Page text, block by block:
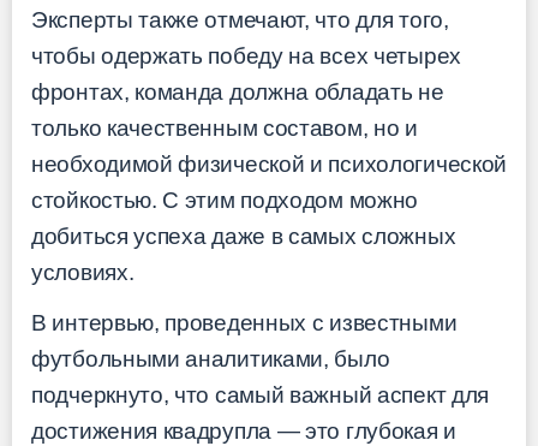
Эксперты также отмечают, что для того,
чтобы одержать победу на всех четырех
фронтах, команда должна обладать не
только качественным составом, но и
необходимой физической и психологической
стойкостью. С этим подходом можно
добиться успеха даже в самых сложных
условиях.
В интервью, проведенных с известными
футбольными аналитиками, было
подчеркнуто, что самый важный аспект для
достижения квадрупла — это глубокая и